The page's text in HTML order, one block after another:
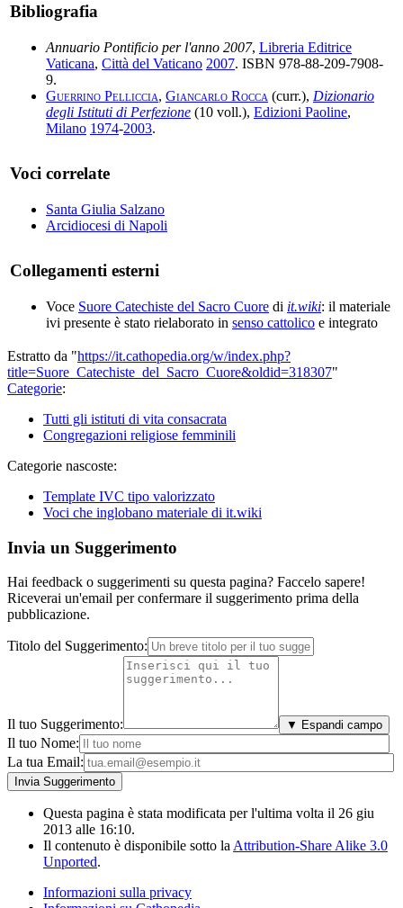
Bibliografia
Annuario Pontificio per l'anno 2007, Libreria Editrice
Vaticana, Città del Vaticano 2007. ISBN 978-88-209-7908-
9.
Guerrino Pelliccia, Giancarlo Rocca (curr.), Dizionario
degli Istituti di Perfezione (10 voll.), Edizioni Paoline,
Milano 1974-2003.
Voci correlate
Santa Giulia Salzano
Arcidiocesi di Napoli
Collegamenti esterni
Voce Suore Catechiste del Sacro Cuore di it.wiki: il materiale
ivi presente è stato rielaborato in senso cattolico e integrato
Estratto da "https://it.cathopedia.org/w/index.php?
title=Suore_Catechiste_del_Sacro_Cuore&oldid=318307"
Categorie:
Tutti gli istituti di vita consacrata
Congregazioni religiose femminili
Categorie nascoste:
Template IVC tipo valorizzato
Voci che inglobano materiale di it.wiki
Invia un Suggerimento
Hai feedback o suggerimenti su questa pagina? Faccelo sapere!
Riceverai un'email per confermare il suggerimento prima della
pubblicazione.
Titolo del Suggerimento:
Il tuo Suggerimento: ▼ Espandi campo
Il tuo Nome:
La tua Email:
Questa pagina è stata modificata per l'ultima volta il 26 giu
2013 alle 16:10.
Il contenuto è disponibile sotto la Attribution-Share Alike 3.0
Unported.
Informazioni sulla privacy